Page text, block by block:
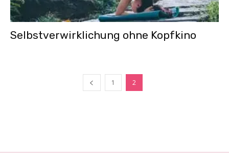
Selbstverwirklichung ohne Kopfkino
1 2